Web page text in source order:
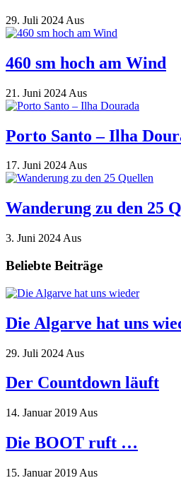
29. Juli 2024 Aus
460 sm hoch am Wind
21. Juni 2024 Aus
Porto Santo – Ilha
17. Juni 2024Aus
Wanderung zu den 25
3. Juni 2024 Aus
Beliebte Beiträge
Die Algarve hat uns
29. Juli 2024 Aus
Der Countdown läuft
14. Januar 2019 Aus
Die BOOT ruft …
15. Januar 2019 Aus